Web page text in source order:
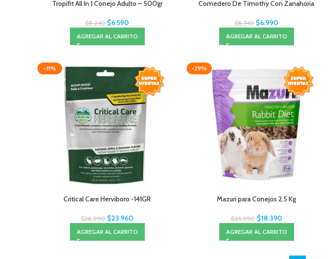
Tropifit All In 1 Conejo Adulto – 500gr
$8.240 $6.590
AGREGAR AL CARRITO
Comedero De Timothy Con Zanahoria
$8.740 $6.990
AGREGAR AL CARRITO
-11%
Critical Care Herviboro -141GR
$26.990 $23.960
AGREGAR AL CARRITO
-29%
Mazuri para Conejos 2.5 Kg
$25.990 $18.390
AGREGAR AL CARRITO